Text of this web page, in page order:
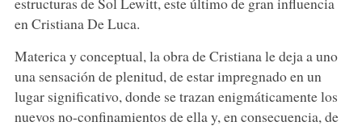
en Cristiana De Luca.
Materica y conceptual, la obra de Cristiana le deja a uno
una sensación de plenitud, de estar impregnado en un
lugar significativo, donde se trazan enigmáticamente los
nuevos no-confinamientos de ella y, en consecuencia, de